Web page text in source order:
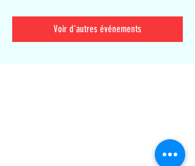
Voir d'autres événements